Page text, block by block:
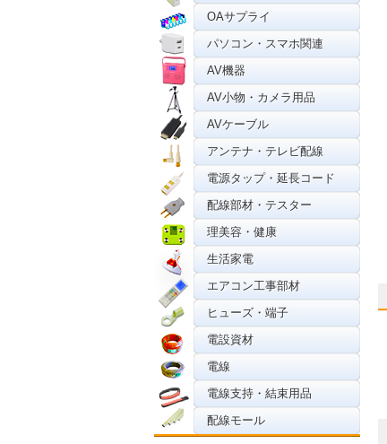
OAサプライ
パソコン・スマホ関連
AV機器
AV小物・カメラ用品
AVケーブル
アンテナ・テレビ配線
電源タップ・延長コード
配線部材・テスター
理美容・健康
生活家電
エアコン工事部材
ヒューズ・端子
電設資材
電線
電線支持・結束用品
配線モール